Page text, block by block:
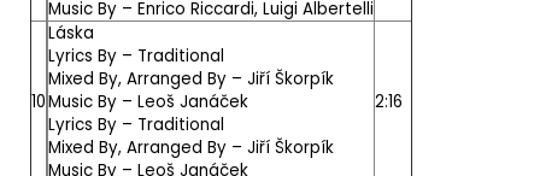
Music By – Enrico Riccardi, Luigi Albertelli
10
Láska
Lyrics By – Traditional
Mixed By, Arranged By – Jiří Škorpík
Music By – Leoš Janáček
Lyrics By – Traditional
Mixed By, Arranged By – Jiří Škorpík
Music By – Leoš Janáček
2:16